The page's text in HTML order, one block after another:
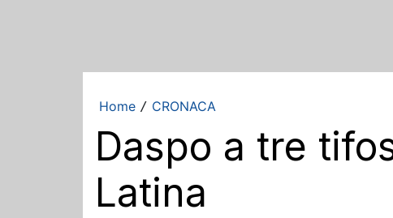
Home / CRONACA
Daspo a tre
Latina